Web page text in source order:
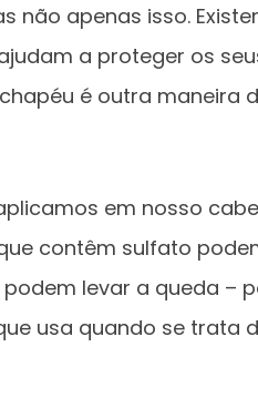
não apenas isso.
a proteger os
é outra maneira
em nosso
contêm sulfato
levar a queda –
usa quando se trata